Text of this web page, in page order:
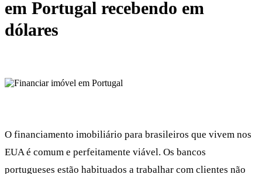
em Portugal recebendo em
dólares
O financiamento imobiliário para brasileiros que vivem nos
EUA é comum e perfeitamente viável. Os bancos
portugueses estão habituados a trabalhar com clientes não